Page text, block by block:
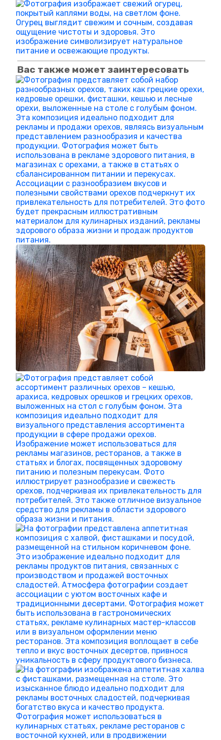
Вас также может заинтересовать